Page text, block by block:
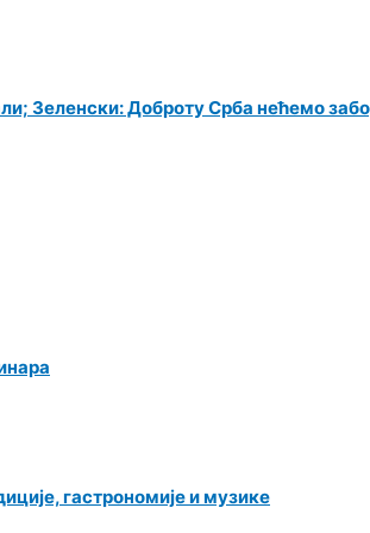
Зеленски: Доброту Срба нећемо
гастрономије и музике